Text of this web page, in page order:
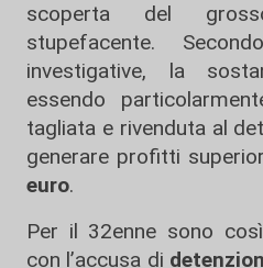
scoperta del
stupefacente.
investigative, la
essendo
tagliata e rivenduta al
generare profitti
euro.
Per il 32enne sono
con l’accusa di